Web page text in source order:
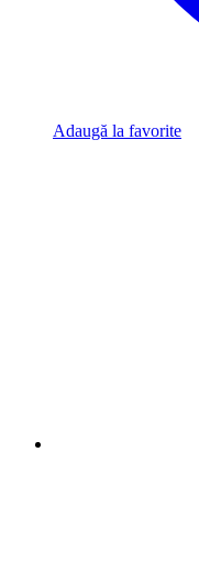
Adaugă la favorite